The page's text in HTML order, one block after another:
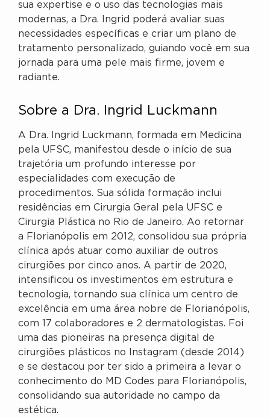
sua expertise e o uso das tecnologias mais
modernas, a Dra. Ingrid poderá avaliar suas
necessidades específicas e criar um plano de
tratamento personalizado, guiando você em sua
jornada para uma pele mais firme, jovem e
radiante.
Sobre a Dra. Ingrid Luckmann
A Dra. Ingrid Luckmann, formada em Medicina
pela UFSC, manifestou desde o início de sua
trajetória um profundo interesse por
especialidades com execução de
procedimentos. Sua sólida formação inclui
residências em Cirurgia Geral pela UFSC e
Cirurgia Plástica no Rio de Janeiro. Ao retornar
a Florianópolis em 2012, consolidou sua própria
clínica após atuar como auxiliar de outros
cirurgiões por cinco anos. A partir de 2020,
intensificou os investimentos em estrutura e
tecnologia, tornando sua clínica um centro de
excelência em uma área nobre de Florianópolis,
com 17 colaboradores e 2 dermatologistas. Foi
uma das pioneiras na presença digital de
cirurgiões plásticos no Instagram (desde 2014)
e se destacou por ter sido a primeira a levar o
conhecimento do MD Codes para Florianópolis,
consolidando sua autoridade no campo da
estética.